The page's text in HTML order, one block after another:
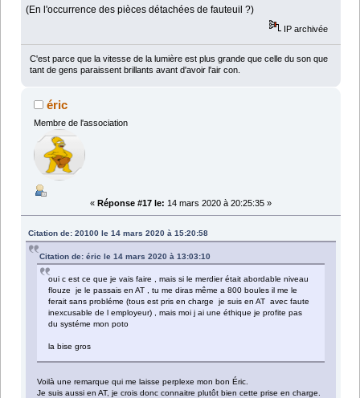
(En l'occurrence des pièces détachées de fauteuil ?)
IP archivée
C'est parce que la vitesse de la lumière est plus grande que celle du son que
tant de gens paraissent brillants avant d'avoir l'air con.
éric
Membre de l'association
« Réponse #17 le: 14 mars 2020 à 20:25:35 »
Citation de: 20100 le 14 mars 2020 à 15:20:58
Citation de: éric le 14 mars 2020 à 13:03:10
oui c est ce que je vais faire , mais si le merdier était abordable niveau
flouze je le passais en AT , tu me diras même a 800 boules il me le
ferait sans probléme (tous est pris en charge je suis en AT avec faute
inexcusable de l employeur) , mais moi j ai une éthique je profite pas
du systéme mon poto
la bise gros
Voilà une remarque qui me laisse perplexe mon bon Éric.
Je suis aussi en AT, je crois donc connaitre plutôt bien cette prise en charge.